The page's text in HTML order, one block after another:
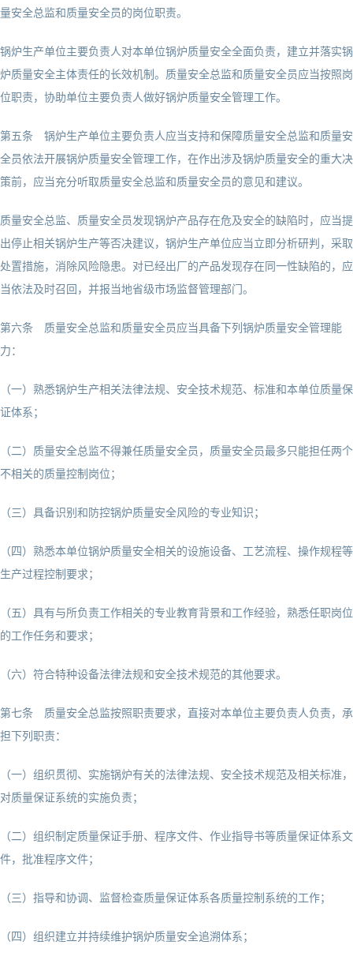
量安全总监和质量安全员的岗位职责。
锅炉生产单位主要负责人对本单位锅炉质量安全全面负责，建立并落实锅
炉质量安全主体责任的长效机制。质量安全总监和质量安全员应当按照岗
位职责，协助单位主要负责人做好锅炉质量安全管理工作。
第五条 锅炉生产单位主要负责人应当支持和保障质量安全总监和质量安
全员依法开展锅炉质量安全管理工作，在作出涉及锅炉质量安全的重大决
策前，应当充分听取质量安全总监和质量安全员的意见和建议。
质量安全总监、质量安全员发现锅炉产品存在危及安全的缺陷时，应当提
出停止相关锅炉生产等否决建议，锅炉生产单位应当立即分析研判，采取
处置措施，消除风险隐患。对已经出厂的产品发现存在同一性缺陷的，应
当依法及时召回，并报当地省级市场监督管理部门。
第六条 质量安全总监和质量安全员应当具备下列锅炉质量安全管理能
力：
（一）熟悉锅炉生产相关法律法规、安全技术规范、标准和本单位质量保
证体系；
（二）质量安全总监不得兼任质量安全员，质量安全员最多只能担任两个
不相关的质量控制岗位；
（三）具备识别和防控锅炉质量安全风险的专业知识；
（四）熟悉本单位锅炉质量安全相关的设施设备、工艺流程、操作规程等
生产过程控制要求；
（五）具有与所负责工作相关的专业教育背景和工作经验，熟悉任职岗位
的工作任务和要求；
（六）符合特种设备法律法规和安全技术规范的其他要求。
第七条 质量安全总监按照职责要求，直接对本单位主要负责人负责，承
担下列职责：
（一）组织贯彻、实施锅炉有关的法律法规、安全技术规范及相关标准，
对质量保证系统的实施负责；
（二）组织制定质量保证手册、程序文件、作业指导书等质量保证体系文
件，批准程序文件；
（三）指导和协调、监督检查质量保证体系各质量控制系统的工作；
（四）组织建立并持续维护锅炉质量安全追溯体系；